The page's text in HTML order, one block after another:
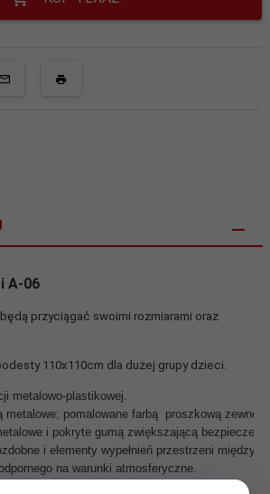
A-06
przyciągać swoimi rozmiarami oraz
110x110cm dla dużej grupy dzieci.
metalowo-plastikowej.
metalowe; pomalowane farbą  proszkową
i pokryte gumą zwiększającą
i elementy wypełnień przestrzeni między
na warunki atmosferyczne.